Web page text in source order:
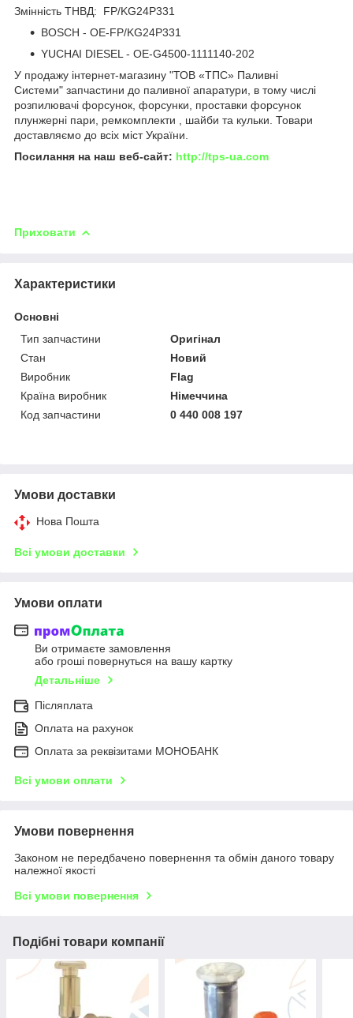
Змінність ТНВД: FP/KG24P331
BOSCH - OE-FP/KG24P331
YUCHAI DIESEL - OE-G4500-1111140-202
У продажу інтернет-магазину "ТОВ «ТПС» Паливні
Системи" запчастини до паливної апаратури, в тому числі
розпилювачі форсунок, форсунки, проставки форсунок
плунжерні пари, ремкомплекти , шайби та кульки. Товари
доставляємо до всіх міст України.
Посилання на наш веб-сайт: http://tps-ua.com
Приховати
Характеристики
Основні
Тип запчастини
Оригінал
Стан
Новий
Виробник
Flag
Країна виробник
Німеччина
Код запчастини
0 440 008 197
Умови доставки
Нова Пошта
Всі умови доставки
Умови оплати
Ви отримаєте замовлення
або гроші повернуться на вашу картку
Детальніше
Післяплата
Оплата на рахунок
Оплата за реквізитами МОНОБАНК
Всі умови оплати
Умови повернення
Законом не передбачено повернення та обмін даного товару
належної якості
Всі умови повернення
Подібні товари компанії